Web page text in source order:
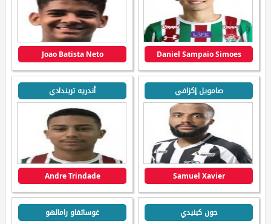
Daniel Sampaio Simoes
Joao Batista Neto
صامويل إكزافي
Samuel Xavier
أندريه تريندادي
Andre Trindade
جون كينيدي غوساتفاو رامالهو